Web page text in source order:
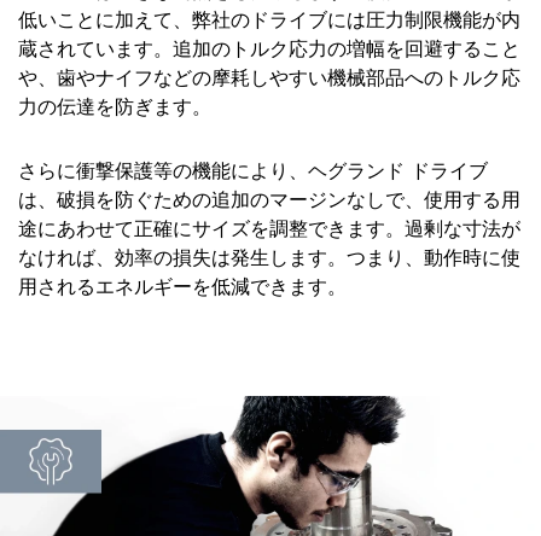
低いことに加えて、弊社のドライブには圧力制限機能が内
蔵されています。追加のトルク応力の増幅を回避すること
や、歯やナイフなどの摩耗しやすい機械部品へのトルク応
力の伝達を防ぎます。
さらに衝撃保護等の機能により、ヘグランド ドライブ
は、破損を防ぐための追加のマージンなしで、使用する用
途にあわせて正確にサイズを調整できます。過剰な寸法が
なければ、効率の損失は発生します。つまり、動作時に使
用されるエネルギーを低減できます。